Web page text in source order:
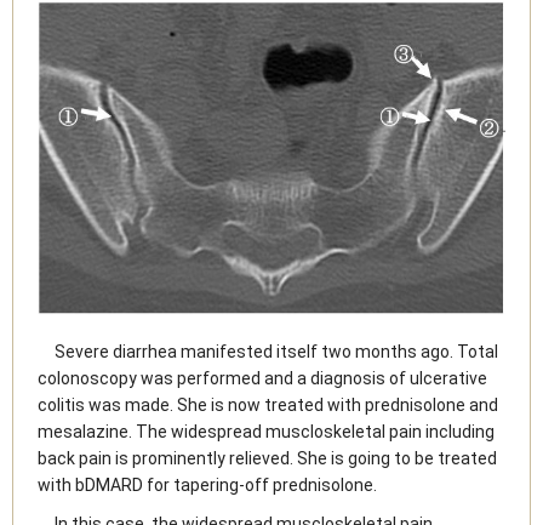
Severe diarrhea manifested itself two months ago. Total
colonoscopy was performed and a diagnosis of ulcerative
colitis was made. She is now treated with prednisolone and
mesalazine. The widespread muscloskeletal pain including
back pain is prominently relieved. She is going to be treated
with bDMARD for tapering-off prednisolone.